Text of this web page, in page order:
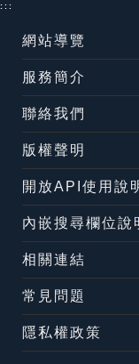
:::
網站導覽
服務簡介
聯絡我們
版權聲明
開放API使用說
內嵌搜尋欄位說
相關連結
常見問題
隱私權政策